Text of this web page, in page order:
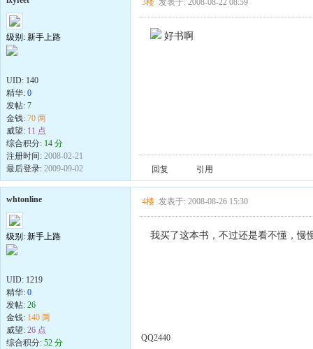
级别: 新手上路
UID: 140
精华: 0
发帖: 7
金钱: 70 两
威望: 11 点
综合积分: 14 分
注册时间: 2008-02-21
最后登录: 2009-09-02
3楼 发表于: 2008-08-22 08:59
好书啊
回复 引用
whtonline
级别: 新手上路
UID: 1219
精华: 0
发帖: 26
金钱: 140 两
威望: 26 点
综合积分: 52 分
4楼 发表于: 2008-08-26 15:30
我买了这本书，不过还是看不懂，慢
QQ2440